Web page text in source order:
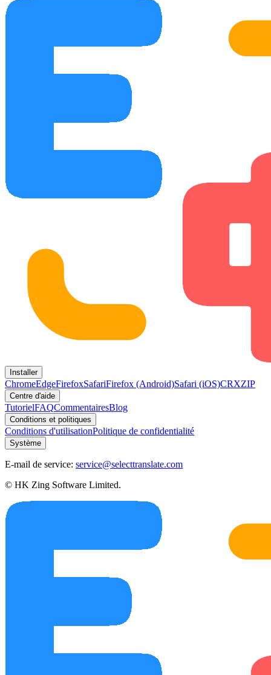
Installer
ChromeEdgeFirefoxSafariFirefox (Android)Safari (iOS)CRXZIP
Centre d'aide
TutorielFAQCommentairesBlog
Conditions et politiques
Conditions d'utilisationPolitique de confidentialité
Système
E-mail de service: service@selecttranslate.com
© HK Zing Software Limited.